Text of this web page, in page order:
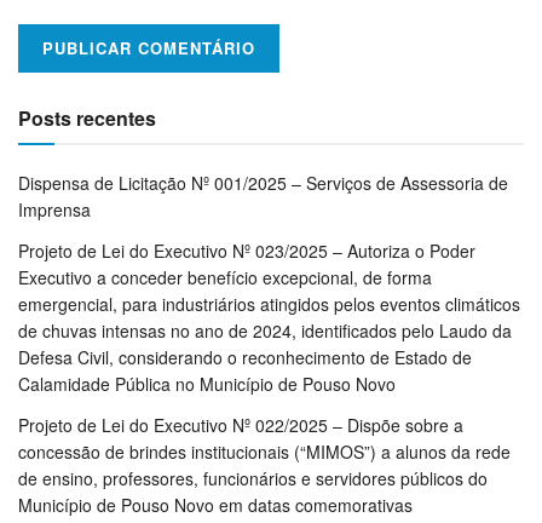
Posts recentes
Dispensa de Licitação Nº 001/2025 – Serviços de Assessoria de
Imprensa
Projeto de Lei do Executivo Nº 023/2025 – Autoriza o Poder
Executivo a conceder benefício excepcional, de forma
emergencial, para industriários atingidos pelos eventos climáticos
de chuvas intensas no ano de 2024, identificados pelo Laudo da
Defesa Civil, considerando o reconhecimento de Estado de
Calamidade Pública no Município de Pouso Novo
Projeto de Lei do Executivo Nº 022/2025 – Dispõe sobre a
concessão de brindes institucionais (“MIMOS”) a alunos da rede
de ensino, professores, funcionários e servidores públicos do
Município de Pouso Novo em datas comemorativas